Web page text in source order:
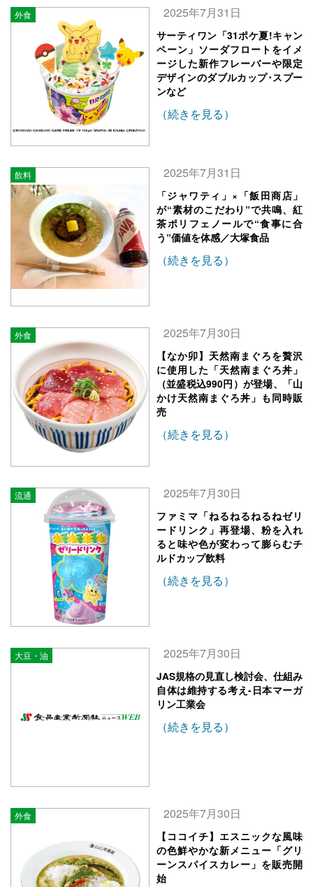
外食 2025年7月31日
サーティワン「31ポケ夏!キャン
ペーン」ソーダフロートをイメ
ージした新作フレーバーや限定
デザインのダブルカップ･スプー
ンなど
（続きを見る）
飲料 2025年7月31日
「ジャワティ」×「飯田商店」
が“素材のこだわり”で共鳴、紅
茶ポリフェノールで“食事に合
う”価値を体感／大塚食品
（続きを見る）
外食 2025年7月30日
【なか卯】天然南まぐろを贅沢
に使用した「天然南まぐろ丼」
（並盛税込990円）が登場、「山
かけ天然南まぐろ丼」も同時販
売
（続きを見る）
流通 2025年7月30日
ファミマ「ねるねるねるねゼリ
ードリンク」再登場、粉を入れ
ると味や色が変わって膨らむチ
ルドカップ飲料
（続きを見る）
大豆・油 2025年7月30日
JAS規格の見直し検討会、仕組み
自体は維持する考え-日本マーガ
リン工業会
（続きを見る）
外食 2025年7月30日
【ココイチ】エスニックな風味
の色鮮やかな新メニュー「グリ
ーンスパイスカレー」を販売開
始